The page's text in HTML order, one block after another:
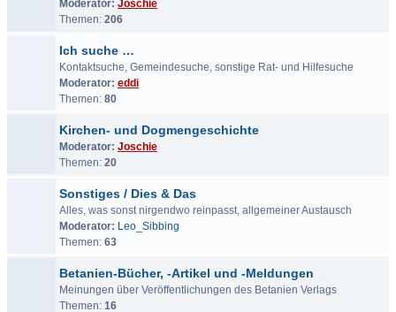
Moderator: Joschie
Themen: 206
Ich suche …
Kontaktsuche, Gemeindesuche, sonstige Rat- und Hilfesuche
Moderator: eddi
Themen: 80
Kirchen- und Dogmengeschichte
Moderator: Joschie
Themen: 20
Sonstiges / Dies & Das
Alles, was sonst nirgendwo reinpasst, allgemeiner Austausch
Moderator: Leo_Sibbing
Themen: 63
Betanien-Bücher, -Artikel und -Meldungen
Meinungen über Veröffentlichungen des Betanien Verlags
Themen: 16